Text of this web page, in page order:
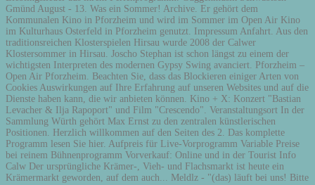
Gmünd August - 13. Was ein Sommer! Archive. Er gehört dem
Kommunalen Kino in Pforzheim und wird im Sommer im Open Air Kino
im Kulturhaus Osterfeld in Pforzheim genutzt. Impressum Anfahrt. Aus den
traditionsreichen Klosterspielen Hirsau wurde 2008 der Calwer
Klostersommer in Hirsau. Joscho Stephan ist schon längst zu einem der
wichtigsten Interpreten des modernen Gypsy Swing avanciert. Pforzheim –
Open Air Pforzheim. Beachten Sie, dass das Blockieren einiger Arten von
Cookies Auswirkungen auf Ihre Erfahrung auf unseren Websites und auf die
Dienste haben kann, die wir anbieten können. Kino + X: Konzert "Bastian
Levacher & Ilja Rapoport" und Film "Crescendo". Veranstaltungsort In der
Sammlung Würth gehört Max Ernst zu den zentralen künstlerischen
Positionen. Herzlich willkommen auf den Seiten des 2. Das komplette
Programm lesen Sie hier. Aufpreis für Live-Vorprogramm Variable Preise
bei reinem Bühnenprogramm Vorverkauf: Online und in der Tourist Info
Calw Der ursprüngliche Krämer-, Vieh- und Flachsmarkt ist heute ein
Krämermarkt geworden, auf dem auch... Meldlz - "(das) läuft bei uns! Bitte